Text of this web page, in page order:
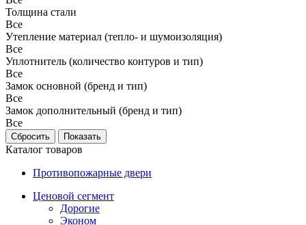
Толщина стали
Все
Утепление материал (тепло- и шумоизоляция)
Все
Уплотнитель (количество контуров и тип)
Все
Замок основной (бренд и тип)
Все
Замок дополнительный (бренд и тип)
Все
Каталог товаров
Противопожарные двери
Ценовой сегмент
Дорогие
Эконом